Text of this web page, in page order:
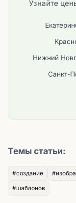
Узнайте
Нижний
Санкт-
Темы статьи:
#создание
#шаблонов